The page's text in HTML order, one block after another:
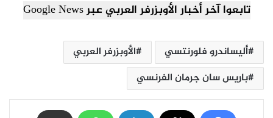
تابعوا آخر أخبار الأوبزرفر العربي عبر Google News
أليساندرو فلورنتسي
الأوبزرفر العربي
باريس سان جرمان الفرنسي